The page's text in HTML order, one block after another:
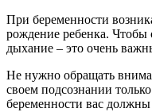
При беременности
рождение ребенка. Чтобы
дыхание – это очень
Не нужно обращать
своем подсознании
беременности вас